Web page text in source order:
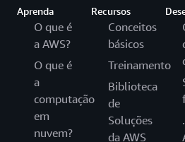
Aprenda
O que é
a AWS?
O que é
a
computação
em
nuvem?
Recursos
Conceitos
básicos
Treinamento
Biblioteca
de
Soluções
da AWS